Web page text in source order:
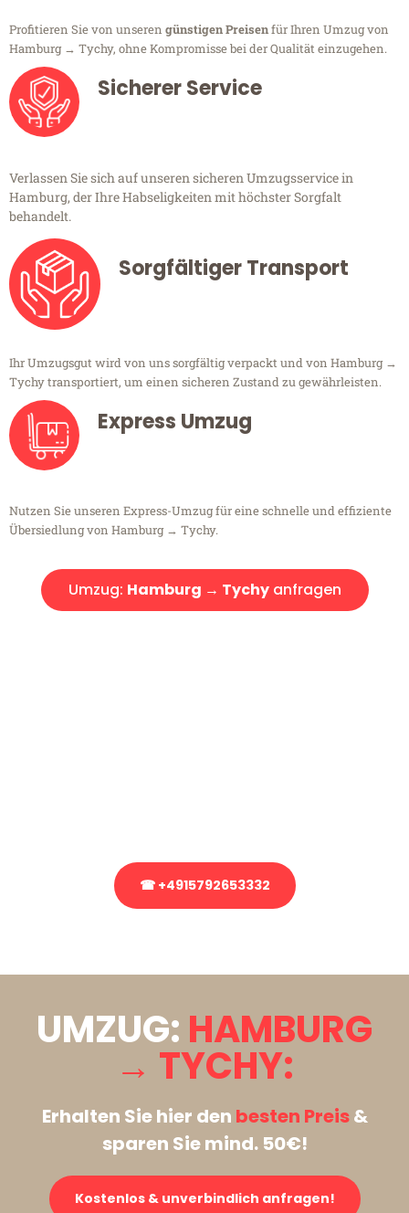
Profitieren Sie von unseren günstigen Preisenfür Ihren Umzug von
Hamburg → Tychy, ohne Kompromisse bei der Qualität einzugehen.
Sicherer Service
Verlassen Sie sich auf unseren sicheren Umzugsservice in
Hamburg, der Ihre Habseligkeiten mit höchster Sorgfalt
behandelt.
Sorgfältiger Transport
Ihr Umzugsgut wird von uns sorgfältig verpackt und von Hamburg →
Tychy transportiert, um einen sicheren Zustand zu gewährleisten.
Express Umzug
Nutzen Sie unseren Express-Umzug für eine schnelle und effiziente
Übersiedlung von Hamburg → Tychy.
Umzug: Hamburg → Tychyanfragen
☎ +4915792653332
UMZUG: HAMBURG
→ TYCHY:
Erhalten Sie hier den besten Preis&
sparen Sie mind. 50€!
Kostenlos & unverbindlich anfragen!